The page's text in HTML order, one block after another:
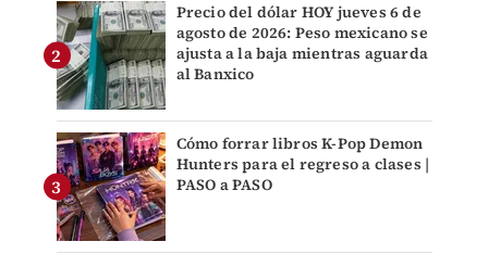
Precio del dólar HOY jueves 6 de
agosto de 2026: Peso mexicano se
ajusta a la baja mientras aguarda
al Banxico
Cómo forrar libros K-Pop Demon
Hunters para el regreso a clases |
PASO a PASO